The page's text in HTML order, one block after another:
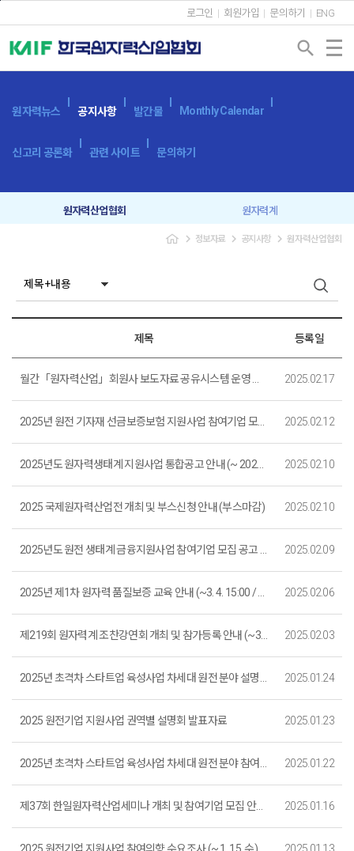
로그인 회원가입 문의하기 ENG
search
원자력뉴스 공지사항 발간물 Monthly Calendar
신고리 공론화 관련 사이트 문의하기
원자력산업협회 원자력계
navigate_next 정보자료 navigate_next 공지사항 navigate_next 원자력산업협회
제목 등록일
월간「원자력산업」회원사 보도자료 공유시스템 운영 공지 (~ 2025. 12. 31.) 2025.02.17
2025년 원전 기자재 선금보증보험 지원사업 참여기업 모집 공고 (접수 마감) 2025.02.12
2025년도 원자력생태계 지원사업 통합공고 안내 (~ 2025. 2. 28. 18:00) 2025.02.10
2025 국제원자력산업전 개최 및 부스신청 안내 (부스마감) 2025.02.10
2025년도 원전 생태계 금융지원사업 참여기업 모집 공고 (접수마감) 2025.02.09
2025년 제1차 원자력 품질보증 교육 안내 (~3. 4. 15:00 / 접수마감) 2025.02.06
제219회 원자력계 조찬강연회 개최 및 참가등록 안내 (~3. 4. 16:00) 2025.02.03
2025년 초격차 스타트업 육성사업 차세대 원전 분야 설명회 모집 안내 (~2. 5.) 2025.01.24
2025 원전기업 지원사업 권역별 설명회 발표자료 2025.01.23
2025년 초격차 스타트업 육성사업 차세대 원전 분야 참여기업 모집 공고(~2. 20. 15:00) 2025.01.22
제37회 한일원자력산업세미나 개최 및 참여기업 모집 안내 (~ 1. 22. 수) 2025.01.16